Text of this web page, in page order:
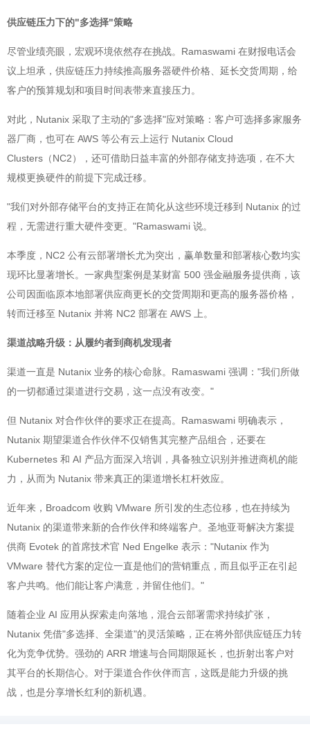
供应链压力下的"多选择"策略
尽管业绩亮眼，宏观环境依然存在挑战。Ramaswami 在财报电话会
议上坦承，供应链压力持续推高服务器硬件价格、延长交货周期，给
客户的预算规划和项目时间表带来直接压力。
对此，Nutanix 采取了主动的"多选择"应对策略：客户可选择多家服务
器厂商，也可在 AWS 等公有云上运行 Nutanix Cloud
Clusters（NC2），还可借助日益丰富的外部存储支持选项，在不大
规模更换硬件的前提下完成迁移。
"我们对外部存储平台的支持正在简化从这些环境迁移到 Nutanix 的过
程，无需进行重大硬件变更。"Ramaswami 说。
本季度，NC2 公有云部署增长尤为突出，赢单数量和部署核心数均实
现环比显著增长。一家典型案例是某财富 500 强金融服务提供商，该
公司因面临原本地部署供应商更长的交货周期和更高的服务器价格，
转而迁移至 Nutanix 并将 NC2 部署在 AWS 上。
渠道战略升级：从履约者到商机发现者
渠道一直是 Nutanix 业务的核心命脉。Ramaswami 强调："我们所做
的一切都通过渠道进行交易，这一点没有改变。"
但 Nutanix 对合作伙伴的要求正在提高。Ramaswami 明确表示，
Nutanix 期望渠道合作伙伴不仅销售其完整产品组合，还要在
Kubernetes 和 AI 产品方面深入培训，具备独立识别并推进商机的能
力，从而为 Nutanix 带来真正的渠道增长杠杆效应。
近年来，Broadcom 收购 VMware 所引发的生态位移，也在持续为
Nutanix 的渠道带来新的合作伙伴和终端客户。圣地亚哥解决方案提
供商 Evotek 的首席技术官 Ned Engelke 表示："Nutanix 作为
VMware 替代方案的定位一直是他们的营销重点，而且似乎正在引起
客户共鸣。他们能让客户满意，并留住他们。"
随着企业 AI 应用从探索走向落地，混合云部署需求持续扩张，
Nutanix 凭借"多选择、全渠道"的灵活策略，正在将外部供应链压力转
化为竞争优势。强劲的 ARR 增速与合同期限延长，也折射出客户对
其平台的长期信心。对于渠道合作伙伴而言，这既是能力升级的挑
战，也是分享增长红利的新机遇。